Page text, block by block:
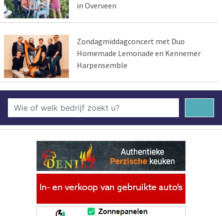
in Overveen
Zondagmiddagconcert met Duo
Homemade Lemonade en Kennemer
Harpensemble